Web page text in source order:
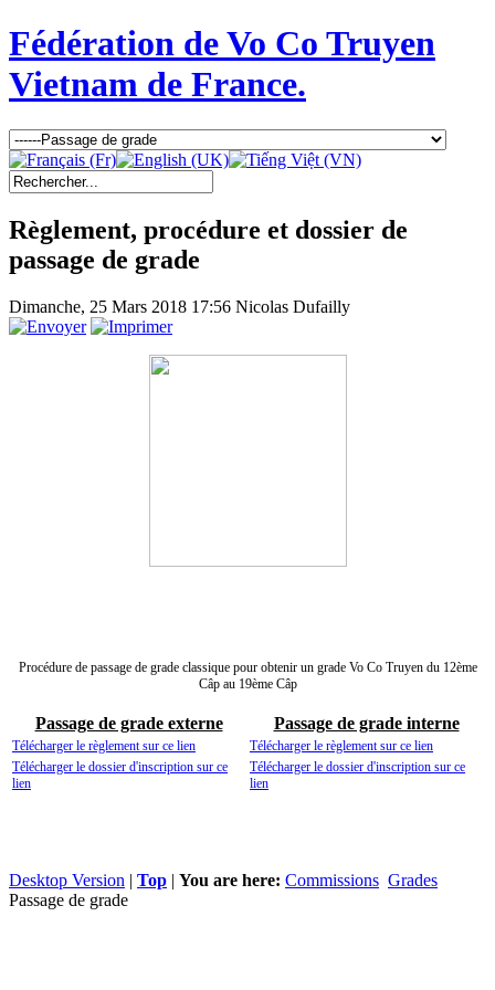
Fédération de Vo Co Truyen
Vietnam de France.
Règlement, procédure et dossier de
passage de grade
Dimanche, 25 Mars 2018 17:56 Nicolas Dufailly
Procédure de passage de grade classique pour obtenir un grade Vo Co Truyen du 12ème
Câp au 19ème Câp
Passage de grade externe Passage de grade interne
Télécharger le règlement sur ce lien
Télécharger le règlement sur ce lien
Télécharger le dossier d'inscription sur ce
lien
Télécharger le dossier d'inscription sur ce
lien
Desktop Version | Top | You are here: Commissions Grades
Passage de grade